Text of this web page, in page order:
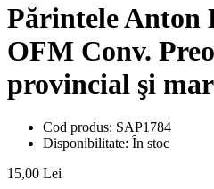
Părintele Anton
OFM Conv.
provincial şi
Cod produs: SAP1784
Disponibilitate: În stoc
15,00 Lei